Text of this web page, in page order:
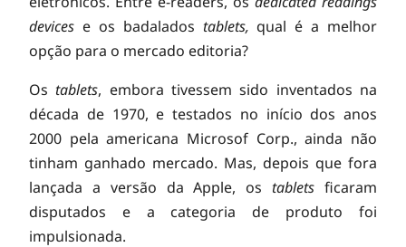
t
a
p
h
devices e os badalados tablets, qual é a melhor
opção para o mercado editoria?
Ostablets, embora tivessem sido inventados na
década de 1970, e testados no início dos anos
2000 pela americana Microsof Corp., ainda não
tinham ganhado mercado. Mas, depois que fora
lançada a versão da Apple, ostablets ficaram
disputados e a categoria de produto foi
impulsionada.